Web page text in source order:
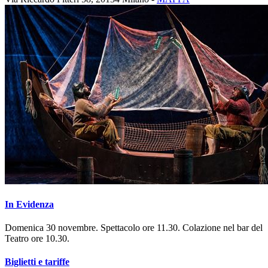
In Evidenza
Domenica 30 novembre. Spettacolo ore 11.30. Colazione nel bar del
Teatro ore 10.30.
Biglietti e tariffe